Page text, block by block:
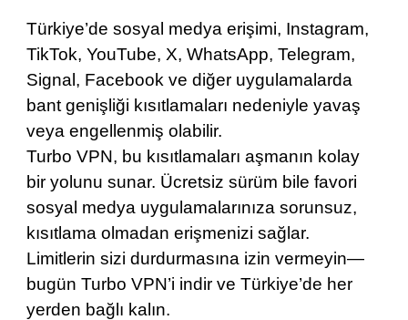
Türkiye’de sosyal medya erişimi, Instagram,
TikTok, YouTube, X, WhatsApp, Telegram,
Signal, Facebook ve diğer uygulamalarda
bant genişliği kısıtlamaları nedeniyle yavaş
veya engellenmiş olabilir.
Turbo VPN, bu kısıtlamaları aşmanın kolay
bir yolunu sunar. Ücretsiz sürüm bile favori
sosyal medya uygulamalarınıza sorunsuz,
kısıtlama olmadan erişmenizi sağlar.
Limitlerin sizi durdurmasına izin vermeyin—
bugün Turbo VPN’i indirve Türkiye’de her
yerden bağlı kalın.